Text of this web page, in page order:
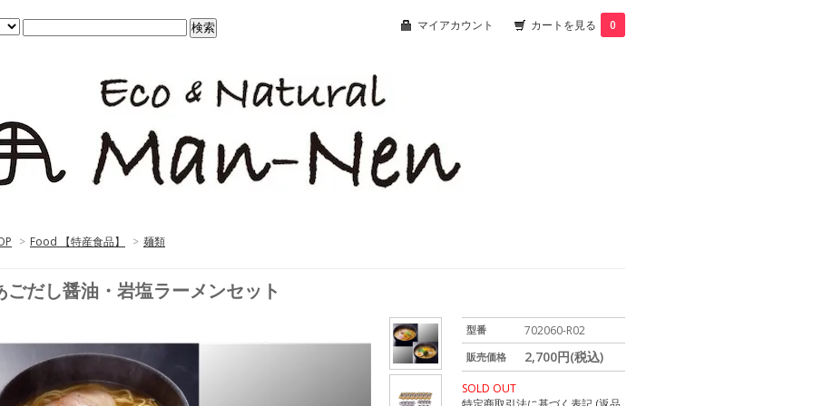
マイアカウント カートを見る 0
> Food 【特産食品】 > 麺類
ごだし醤油・岩塩ラーメンセット
型番 702060-R02
販売価格 2,700円(税込)
SOLD OUT